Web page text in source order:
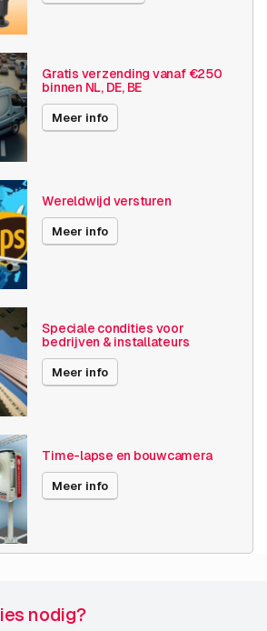
Audio
SD opslag
Verwisselbare lens
15W
06-12-2019
Gratis verzending vanaf €250
binnen NL, DE, BE
Meer info
Wereldwijd versturen
Meer info
Speciale condities voor
bedrijven & installateurs
Meer info
Time-lapse en bouwcamera
Meer info
nodig?